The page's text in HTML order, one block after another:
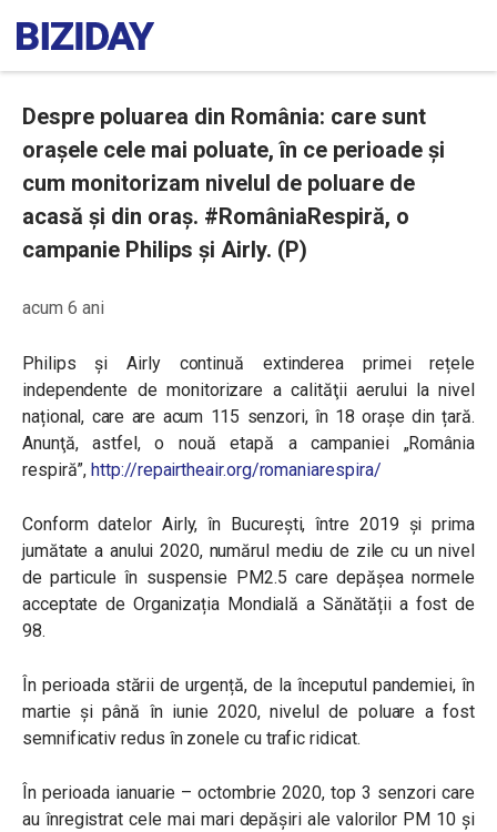
Despre poluarea din România: care sunt
orașele cele mai poluate, în ce perioade și
cum monitorizam nivelul de poluare de
acasă și din oraș. #RomâniaRespiră, o
campanie Philips și Airly. (P)
acum 6 ani
Philips și Airly continuă extinderea primei rețele
independente de monitorizare a calităţii aerului la nivel
național, care are acum 115 senzori, în 18 orașe din țară.
Anunţă, astfel, o nouă etapă a campaniei „România
respiră”,http://repairtheair.org/romaniarespira/
Conform datelor Airly, în București, între 2019 și prima
jumătate a anului 2020, numărul mediu de zile cu un nivel
de particule în suspensie PM2.5 care depășea normele
acceptate de Organizația Mondială a Sănătății a fost de
98.
În perioada stării de urgență, de la începutul pandemiei, în
martie și până în iunie 2020, nivelul de poluare a fost
semnificativ redus în zonele cu trafic ridicat.
În perioada ianuarie – octombrie 2020, top 3 senzori care
au înregistrat cele mai mari depășiri ale valorilor PM 10 și